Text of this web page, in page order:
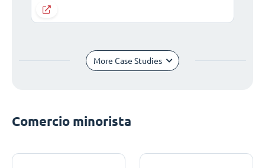
More Case Studies
Comercio minorista